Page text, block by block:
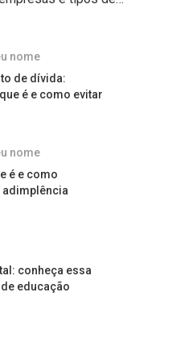
nome
de dívida:
é e como evitar
nome
é e como
adimplência
conheça essa
educação